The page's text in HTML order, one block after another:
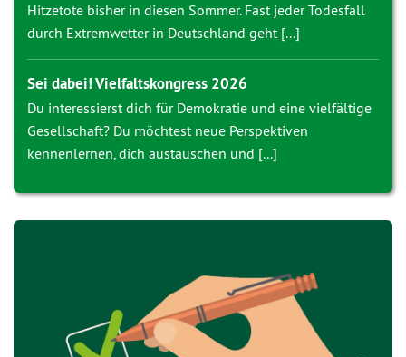
Hitzetote bisher in diesen Sommer. Fast jeder Todesfall
durch Extremwetter in Deutschland geht [...]
Sei dabei! Vielfaltskongress 2026
Du interessierst dich für Demokratie und eine vielfältige
Gesellschaft? Du möchtest neue Perspektiven
kennenlernen, dich austauschen und [...]